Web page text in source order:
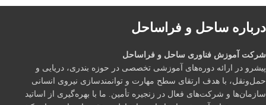
درباره ساحل و فراساحل
شرکت آموزش فناوری ساحل و فراساحل
پیشرو در ارائه دوره‌های آموزشی تخصصی در حوزه بندری، دریایی و
حمل‌ونقل، با هدف ارتقای سطح مهارت و توانمندسازی نیروی انسانی
سازمان‌ها و شرکت‌های فعال در زنجیره تأمین. ما با بهره‌گیری از اساتید